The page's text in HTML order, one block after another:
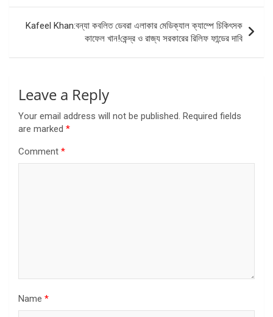
Kafeel Khan:বন্যা কবলিত ডেবরা এলাকার মেডিক্যাল ক্যাম্পে চিকিৎসক
কাফেল খান!কেন্দ্র ও রাজ্য সরকারের রিলিফ ফান্ডের দাবি
Leave a Reply
Your email address will not be published. Required fields
are marked *
Comment *
Name *